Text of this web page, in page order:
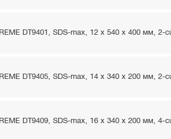
DT9401, SDS-max, 12 x 540 x 400 мм, 2-
DT9405, SDS-max, 14 x 340 x 200 мм, 2-
DT9409, SDS-max, 16 x 340 x 200 мм, 4-